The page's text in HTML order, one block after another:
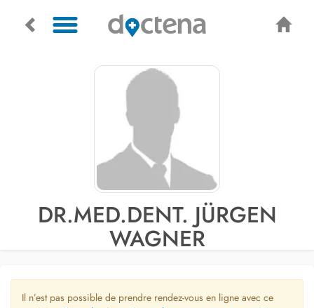
DR.MED.DENT. JÜRGEN
WAGNER
Il n’est pas possible de prendre rendez-vous en ligne avec ce